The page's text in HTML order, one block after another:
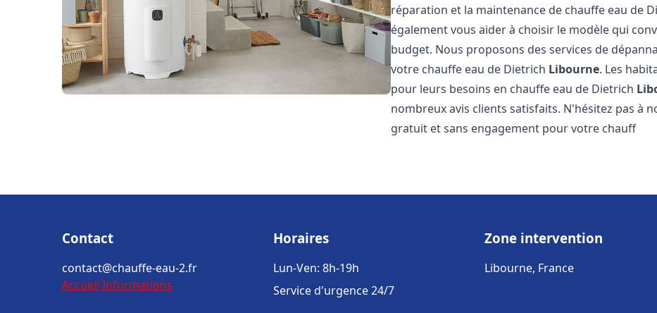
réparation et la maintenance de chauffe eau de
également vous aider à choisir le modèle qui
budget. Nous proposons des services de
votre chauffe eau de Dietrich Libourne. Les
pour leurs besoins en chauffe eau de Dietrich
nombreux avis clients satisfaits. N'hésitez pas à
gratuit et sans engagement pour votre chauff
Contact
contact@chauffe-eau-2.fr
Accueil Informations
Horaires
Lun-Ven: 8h-19h
Service d'urgence 24/7
Zone intervention
Libourne, France